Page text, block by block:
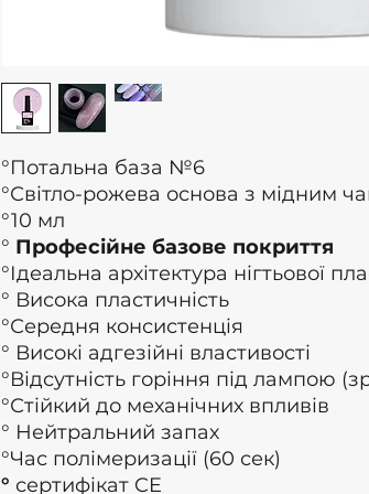
°Потальна база №6
°Світло-рожева основа з мідним
°10 мл
° Професійне базове покриття
°Ідеальна архітектура нігтьової
° Висока пластичність
°Середня консистенція
° Високі адгезійні властивості
°Відсутність горіння під лампою
°Стійкий до механічних впливів
° Нейтральний запах
°Час полімеризації (60 сек)
° сертифікат CE